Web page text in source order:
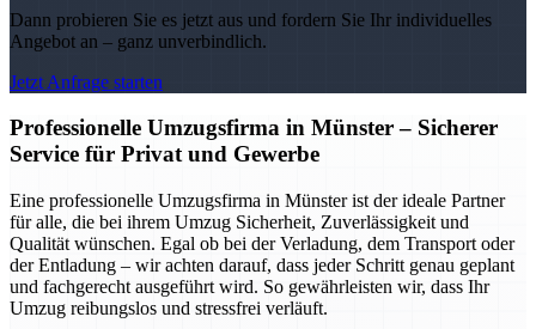
Dann probieren Sie es jetzt aus und fordern Sie Ihr individuelles
Angebot an – ganz unverbindlich.
Jetzt Anfrage starten
Professionelle Umzugsfirma in Münster – Sicherer
Service für Privat und Gewerbe
Eine professionelle Umzugsfirma in Münster ist der ideale Partner
für alle, die bei ihrem Umzug Sicherheit, Zuverlässigkeit und
Qualität wünschen. Egal ob bei der Verladung, dem Transport oder
der Entladung – wir achten darauf, dass jeder Schritt genau geplant
und fachgerecht ausgeführt wird. So gewährleisten wir, dass Ihr
Umzug reibungslos und stressfrei verläuft.